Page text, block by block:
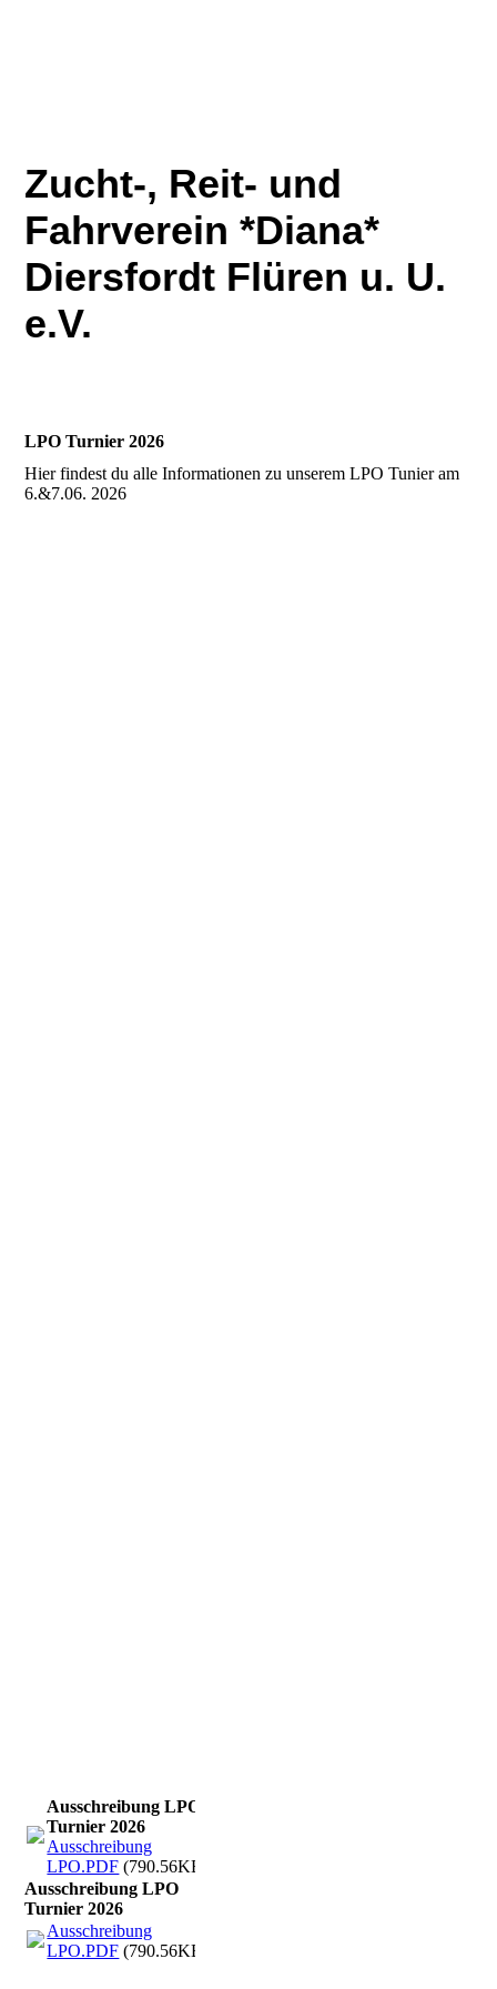
Zucht-, Reit- und
Fahrverein *Diana*
Diersfordt Flüren u. U.
e.V.
LPO Turnier 2026
Hier findest du alle Informationen zu unserem LPO Tunier am
6.&7.06. 2026
Ausschreibung LPO
Turnier 2026
Ausschreibung
LPO.PDF (790.56KB)
Ausschreibung LPO
Turnier 2026
Ausschreibung
LPO.PDF (790.56KB)